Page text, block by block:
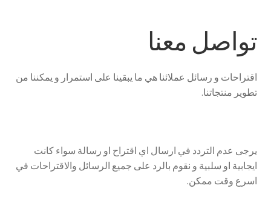
حسابي
الدفع
menu
تواصل معنا
اقتراحات و رسائل عملائنا هي ما يبقينا على استمرار و يمكننا من
تطوير منتجاتنا.
يرجى عدم التردد في ارسال اي اقتراح او رسالة سواء كانت
ايجابية او سلبية و نقوم بالرد على جميع الرسائل والاقتراحات في
اسرع وقت ممكن.